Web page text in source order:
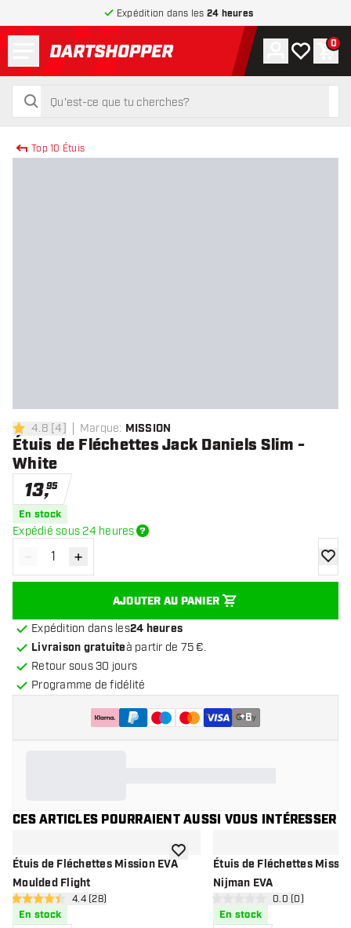
Expédition dans les 24 heures
retour à la page d’accueil
rechercher
rechercher
Compte
Ma liste0
Top 10 Étuis
4.8 étoiles de notation
4.8 [4] Marque: MISSION
Étuis de Fléchettes Jack Daniels Slim -
White
13,95
En stock
Expédié sous 24 heures
Diminuer la quantité
- Augmenter la quantité
+
AJOUTER AU PANIER
Expédition dans les24 heures
Livraison gratuiteà partir de 75 €.
Retour sous 30 jours
Programme de fidélité
+6
CES ARTICLES POURRAIENT AUSSI VOUS INTÉRESSER
Étuis de Fléchettes Mission EVA
Moulded Flight
ouvrir le panneau des avis
4.4 étoiles de notation
4.4 (28)
En stock
ajouter à la liste de souhaits
Étuis de Fléchettes
Nijman EVA
ouvrir le
0 étoiles de notation
0.0 (0)
En stock